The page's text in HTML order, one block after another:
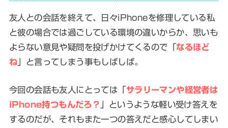
友人との会話を終えて、日々iPhoneを修理している私
と彼の場合では過ごしている環境の違いからか、思いも
よらない意見や疑問を投げかけてくるので「なるほど
ね 」と言ってしまう事もしばしば。
今回の会話も友人にとっては「サラリーマンや経営者は
iPhone持つもんだろ？
」というような軽い受け答えを
するのだが、それもまた一つの答えだと感心してしまい